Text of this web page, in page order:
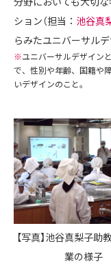
ション（担当： 池谷真
らみたユニバーサルデ
※ユニバーサルデザイン
で、性別や年齢、国籍や
いデザインのこと。
【写真】池谷真梨子助
業の様子